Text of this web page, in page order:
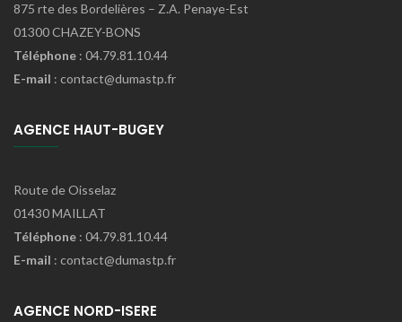
875 rte des Bordelières – Z.A. Penaye-Est
01300 CHAZEY-BONS
Téléphone : 04.79.81.10.44
E-mail : contact@dumastp.fr
AGENCE HAUT-BUGEY
Route de Oisselaz
01430 MAILLAT
Téléphone : 04.79.81.10.44
E-mail : contact@dumastp.fr
AGENCE NORD-ISERE